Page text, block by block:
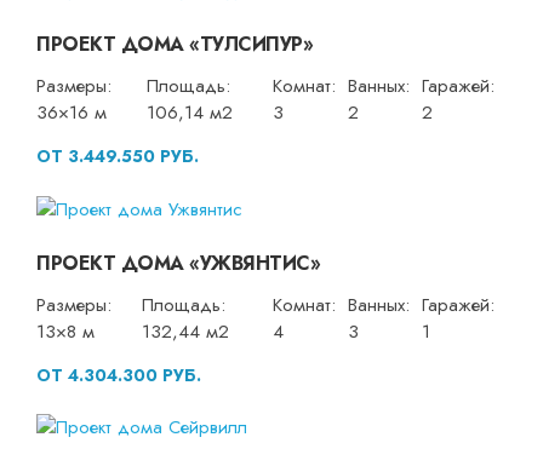
ПРОЕКТ ДОМА «ТУЛСИПУР»
Размеры:
36×16 м
Площадь:
106,14 м2
Комнат:
3
Ванных:
2
Гаражей:
2
ОТ 3.449.550 РУБ.
ПРОЕКТ ДОМА «УЖВЯНТИС»
Размеры:
13×8 м
Площадь:
132,44 м2
Комнат:
4
Ванных:
3
Гаражей:
1
ОТ 4.304.300 РУБ.